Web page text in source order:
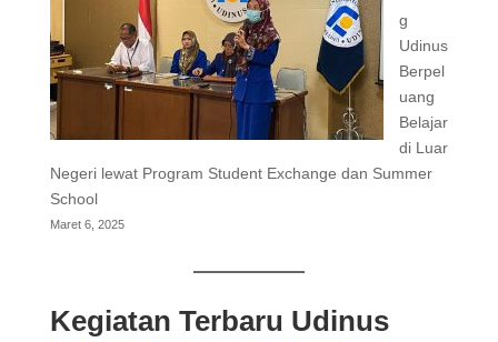
g
Udinus
Berpel
uang
Belajar
di Luar
Negeri lewat Program Student Exchange dan Summer
School
Maret 6, 2025
Kegiatan Terbaru Udinus